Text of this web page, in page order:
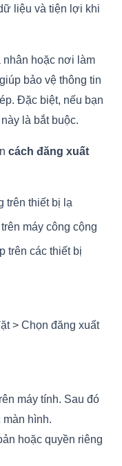
liệu và tiện lợi khi
nhân hoặc nơi làm
bảo vệ thông tin
Đặc biệt, nếu bạn
là bắt buộc.
cách đăng xuất
trên thiết bị lạ
máy công cộng
trên các thiết bị
> Chọn đăng xuất
máy tính. Sau đó
hình.
hoặc quyền riêng